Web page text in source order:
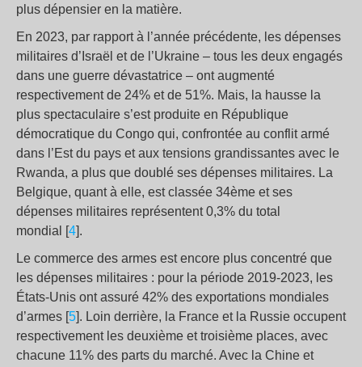
plus dépensier en la matière.
En 2023, par rapport à l’année précédente, les dépenses
militaires d’Israël et de l’Ukraine – tous les deux engagés
dans une guerre dévastatrice – ont augmenté
respectivement de 24% et de 51%. Mais, la hausse la
plus spectaculaire s’est produite en République
démocratique du Congo qui, confrontée au conflit armé
dans l’Est du pays et aux tensions grandissantes avec le
Rwanda, a plus que doublé ses dépenses militaires. La
Belgique, quant à elle, est classée 34ème et ses
dépenses militaires représentent 0,3% du total
mondial [4].
Le commerce des armes est encore plus concentré que
les dépenses militaires : pour la période 2019-2023, les
États-Unis ont assuré 42% des exportations mondiales
d’armes [5]. Loin derrière, la France et la Russie occupent
respectivement les deuxième et troisième places, avec
chacune 11% des parts du marché. Avec la Chine et